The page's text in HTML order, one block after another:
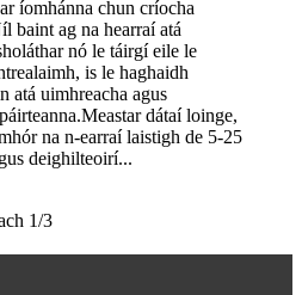
íomhánna chun críocha
baint ag na hearraí atá
nó le táirgí eile le
is le haghaidh
atá uimhreacha agus
dátaí loinge,
na n-earraí laistigh de 5-25
deighilteoirí...
1/3